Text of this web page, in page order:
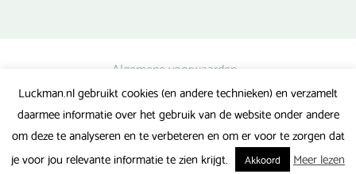
Algemene voorwaarden
Privacy verklaring
Veel gestelde vragen
Luckman.nl gebruikt cookies (en andere technieken) en verzamelt
daarmee informatie over het gebruik van de website onder andere
om deze te analyseren en te verbeteren en om er voor te zorgen dat
je voor jou relevante informatie te zien krijgt.
Akkoord Meer lezen